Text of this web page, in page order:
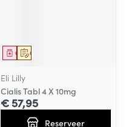
Op voorschrift
Geneesmiddel
Eli Lilly
Cialis Tabl 4 X 10mg
€ 57,95
Reserveer